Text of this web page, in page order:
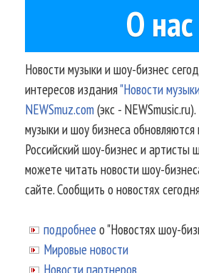
О нас
Новости музыки и шоу-бизнес
интересов издания"Новости
NEWSmuz.com(экс -
музыки и шоу бизнеса обновляются
Российский шоу-бизнес и артисты
можете читать новости шоу-
сайте. Сообщить о новостях
подробнее о "Новостях шоу-
Мировые новости
Новости партнеров